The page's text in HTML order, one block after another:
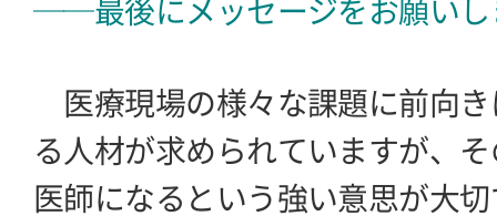
──最後にメッセージをお願いし
医療現場の様々な課題に前向き
る人材が求められていますが、
医師になるという強い意思が大